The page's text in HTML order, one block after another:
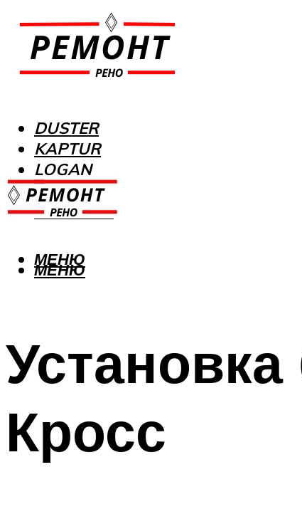
DUSTER
KAPTUR
LOGAN
MEGANE
SANDERO
МЕНЮ
МЕНЮ
Кросс